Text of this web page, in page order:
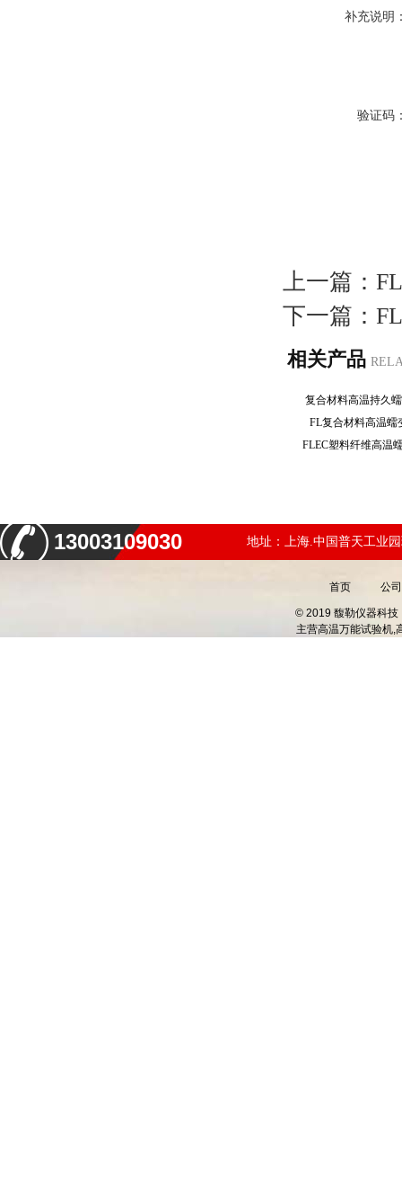
补充说明
验证码
上一篇：
下一篇：
相关产品
复合材料高温持久
FL复合材料高温
FLEC塑料纤维高
13003109030 地址：上海.中国普天工业
首页 公
© 2019 馥勒仪器科技
主营高温万能试验机,